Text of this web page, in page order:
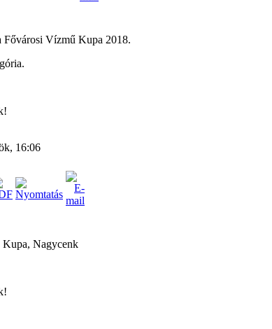
Fővárosi Vízmű Kupa 2018.
16:06
Kupa, Nagycenk